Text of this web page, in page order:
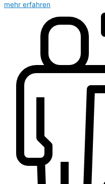
mehr erfahren